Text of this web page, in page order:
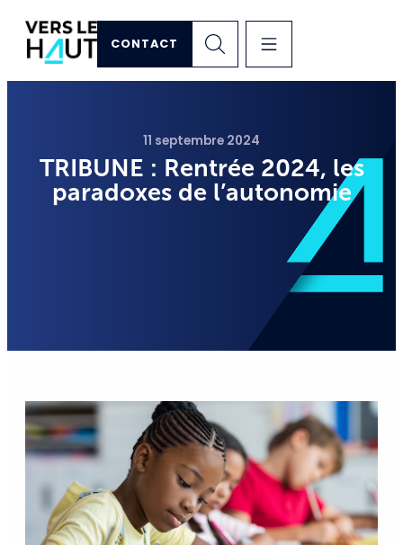
CONTACT
11 septembre 2024
TRIBUNE : Rentrée 2024, les
paradoxes de l’autonomie